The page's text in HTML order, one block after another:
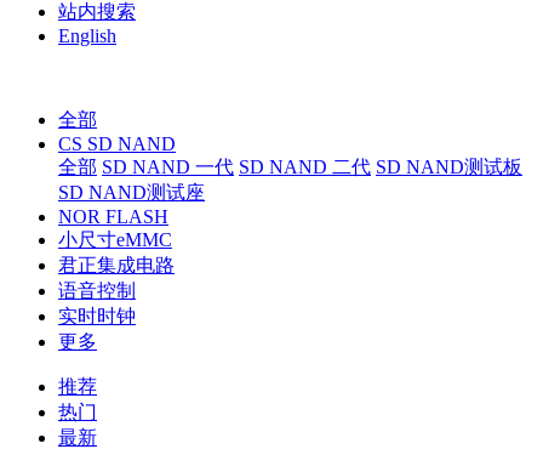
站内搜索
English
全部
CS SD NAND
全部 SD NAND 一代 SD NAND 二代 SD NAND测试板
SD NAND测试座
NOR FLASH
小尺寸eMMC
君正集成电路
语音控制
实时时钟
更多
推荐
热门
最新